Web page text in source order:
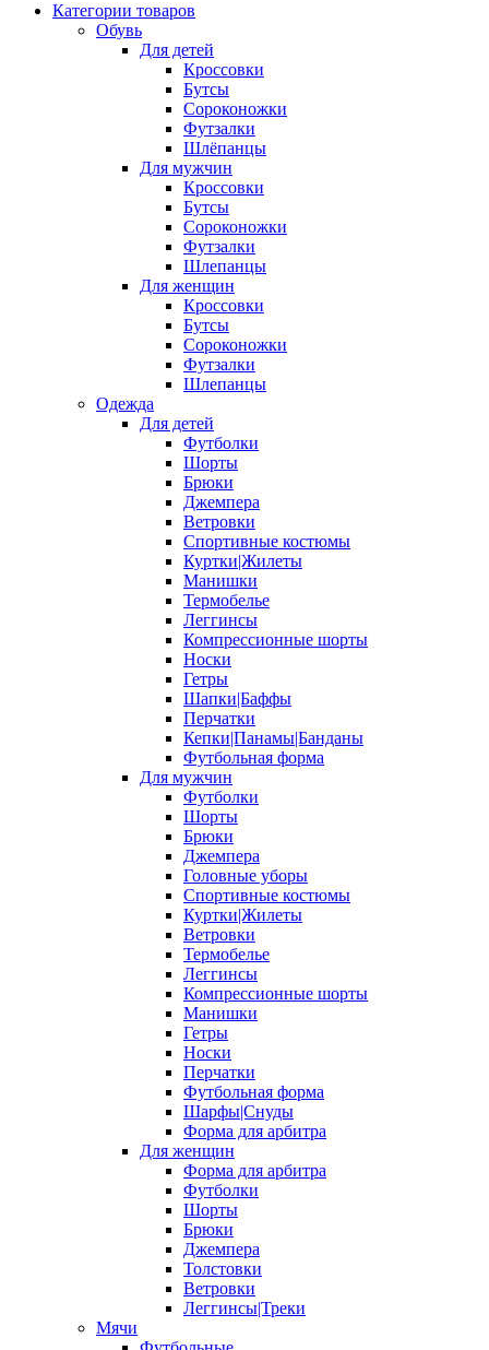
Категории товаров
Обувь
Для детей
Кроссовки
Бутсы
Сороконожки
Футзалки
Шлёпанцы
Для мужчин
Кроссовки
Бутсы
Сороконожки
Футзалки
Шлепанцы
Для женщин
Кроссовки
Бутсы
Сороконожки
Футзалки
Шлепанцы
Одежда
Для детей
Футболки
Шорты
Брюки
Джемпера
Ветровки
Спортивные костюмы
Куртки|Жилеты
Манишки
Термобелье
Леггинсы
Компрессионные шорты
Носки
Гетры
Шапки|Баффы
Перчатки
Кепки|Панамы|Банданы
Футбольная форма
Для мужчин
Футболки
Шорты
Брюки
Джемпера
Головные уборы
Спортивные костюмы
Куртки|Жилеты
Ветровки
Термобелье
Леггинсы
Компрессионные шорты
Манишки
Гетры
Носки
Перчатки
Футбольная форма
Шарфы|Снуды
Форма для арбитра
Для женщин
Форма для арбитра
Футболки
Шорты
Брюки
Джемпера
Толстовки
Ветровки
Леггинсы|Треки
Мячи